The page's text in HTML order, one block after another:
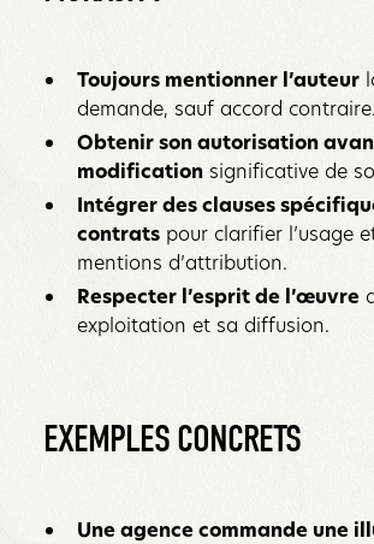
Toujours mentionner l’auteur
demande, sauf accord contraire.
Obtenir son autorisation
modification significative de
Intégrer des clauses
contrats pour clarifier l’usage
mentions d’attribution.
Respecter l’esprit de l’œuvre
exploitation et sa diffusion.
EXEMPLES CONCRETS
Une agence commande une